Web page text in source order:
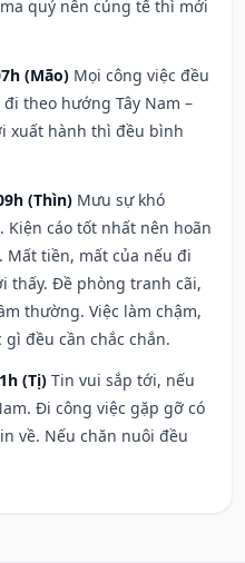
quỷ nên cúng tế thì mới
(Mão) Mọi công việc đều
theo hướng Tây Nam –
xuất hành thì đều bình
(Thìn) Mưu sự khó
cáo tốt nhất nên hoãn
Mất tiền, mất của nếu đi
thấy. Đề phòng tranh cãi,
thường. Việc làm chậm,
đều cần chắc chắn.
(Tị) Tin vui sắp tới, nếu
Đi công việc gặp gỡ có
về. Nếu chăn nuôi đều